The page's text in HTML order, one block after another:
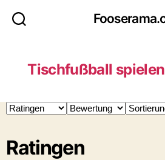
Tischfußball
Ratingen